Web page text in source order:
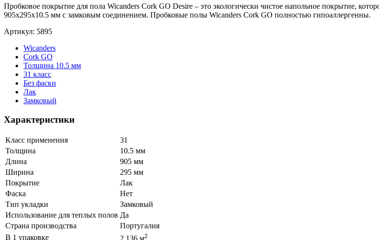
Пробковое покрытие для пола Wicanders Cork GO Desire – это экологически чистое напольное покрытие,
905x295x10.5 мм с замковым соединением. Пробковые полы Wicanders Cork GO полностью гипоаллергенны.
Артикул: 5895
Wicanders
Cork GO
Толщина 10.5 мм
31 класс
Без фаски
Лак
Замковый
Характеристики
Класс применения
31
Толщина
10.5 мм
Длина
905 мм
Ширина
295 мм
Покрытие
Лак
Фаска
Нет
Тип укладки
Замковый
Использование для теплых полов Да
Страна производства
Португалия
В 1 упаковке
2